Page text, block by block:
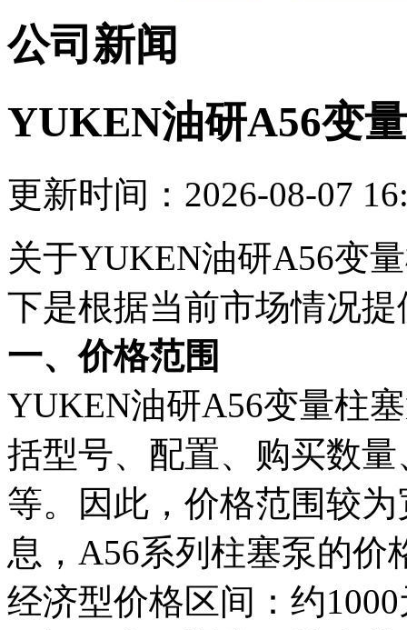
公司新闻
YUKEN油研A56变
更新时间：2026-08-07
关于YUKEN油研A56变
下是根据当前市场情况
一、价格范围
YUKEN油研A56变量柱
括型号、配置、购买数
等。因此，价格范围较
息，A56系列柱塞泵的价
经济型价格区间：约